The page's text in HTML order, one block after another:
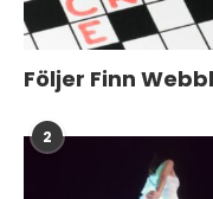
Följer Finn
2